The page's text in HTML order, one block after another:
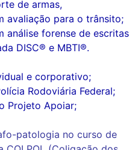
de armas,
avaliação para o trânsito;
análise forense de escritas
DISC® e MBTI®.
e corporativo;
Rodoviária Federal;
Projeto Apoiar;
patologia no curso de